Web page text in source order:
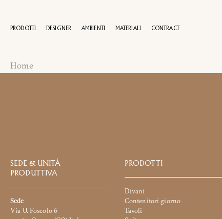
PRODOTTI DESIGNER AMBIENTI MATERIALI CONTRACT
Home
SEDE & UNITÀ
PRODUTTIVA
Sede
Via U. Foscolo 6
PRODOTTI
Divani
Contenitori giorno
Tavoli
Recapito
telefonico*
Nazione